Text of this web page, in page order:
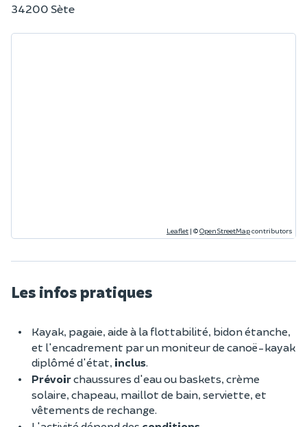
34200 Sète
Leaflet | ©OpenStreetMapcontributors
Les infos pratiques
Kayak, pagaie, aide à la flottabilité, bidon étanche,
et l'encadrement par un moniteur de canoë-kayak
diplômé d'état, inclus.
Prévoirchaussures d'eau ou baskets, crème
solaire, chapeau, maillot de bain, serviette, et
vêtements de rechange.